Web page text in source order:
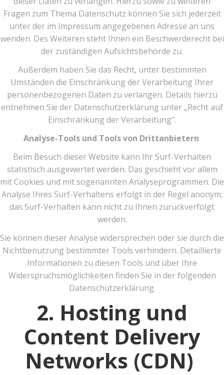
Fragen zum Thema Datenschutz können Sie sich jederzeit
unter der im Impressum angegebenen Adresse an uns
wenden. Des Weiteren steht Ihnen ein Beschwerderecht bei
der zuständigen Aufsichtsbehörde zu.
Außerdem haben Sie das Recht, unter bestimmten
Umständen die Einschränkung der Verarbeitung Ihrer
personenbezogenen Daten zu verlangen. Details hierzu
entnehmen Sie der Datenschutzerklärung unter „Recht auf
Einschränkung der Verarbeitung“.
Analyse-Tools und Tools von Drittanbietern
Beim Besuch dieser Website kann Ihr Surf-Verhalten
statistisch ausgewertet werden. Das geschieht vor allem
mit Cookies und mit sogenannten Analyseprogrammen. Die
Analyse Ihres Surf-Verhaltens erfolgt in der Regel anonym;
das Surf-Verhalten kann nicht zu Ihnen zurückverfolgt
werden.
Sie können dieser Analyse widersprechen oder sie durch die
Nichtbenutzung bestimmter Tools verhindern. Detaillierte
Informationen zu diesen Tools und über Ihre
Widerspruchsmöglichkeiten finden Sie in der folgenden
Datenschutzerklärung.
2. Hosting und
Content Delivery
Networks (CDN)